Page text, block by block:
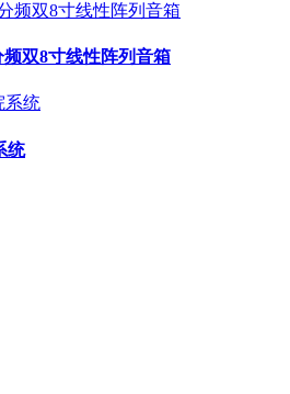
双8寸线性阵列音箱
统